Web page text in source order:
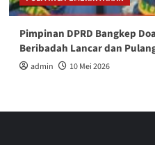
Pimpinan DPRD Bangkep
Beribadah Lancar dan
admin 10 Mei 2026